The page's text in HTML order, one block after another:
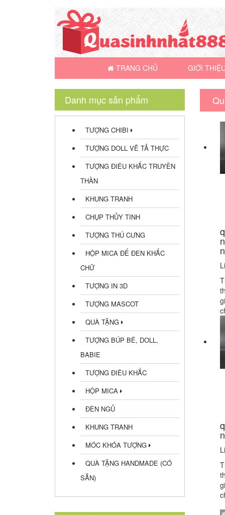
TRANG CHỦ GIỚI
Danh mục sản phẩm
TƯỢNG CHIBI
TƯỢNG DOLL VẼ TẢ THỰC
TƯỢNG ĐIÊU KHẮC TRUYỀN
THẦN
KHUNG TRANH
CHỤP THỦY TINH
TƯỢNG THÚ CƯNG
HỘP MICA ĐẾ ĐEN KHẮC
CHỮ
TƯỢNG IN 3D
TƯỢNG MASCOT
QUÀ TẶNG
TƯỢNG BÚP BÊ, DOLL,
BABIE
TƯỢNG ĐIÊU KHẮC
HỘP MICA
ĐÈN NGỦ
KHUNG TRANH
MÓC KHÓA TƯỢNG
QUÀ TẶNG HANDMADE (CÓ
SẴN)